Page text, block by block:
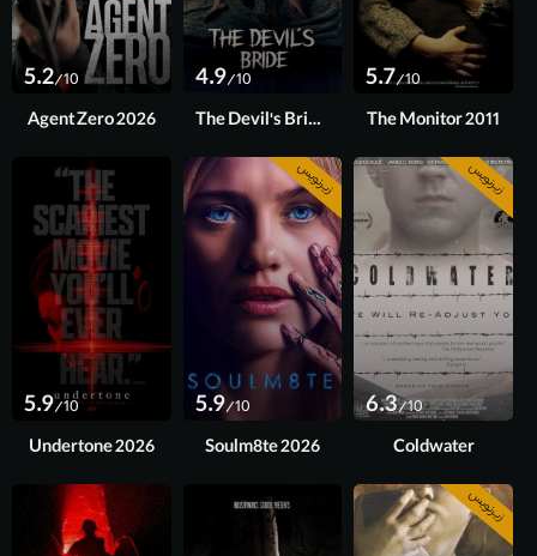
5.7/10
The Monitor 2011
4.9/10
The Devil's Bride 2025
5.2/10
Agent Zero 2026
زیرنویس
6.3/10
Coldwater
زیرنویس
5.9/10
Soulm8te 2026
5.9/10
Undertone 2026
زیرنویس